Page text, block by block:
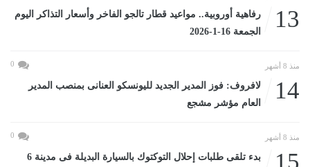
13
رفاهية أوروبية.. مواعيد قطار تالجو الفاخر وأسعار التذاكر اليوم
الجمعة 16-1-2026
منذ 8 أشهر 0
14
لافروف: فوز المدير الجديد لليونسكو العنانى بمنصب المدير
العام مؤشر مشجع
منذ 8 أشهر 0
بدء تلقى طلبات إحلال التوكتوك بالسيارة البديلة فى مدينة 6